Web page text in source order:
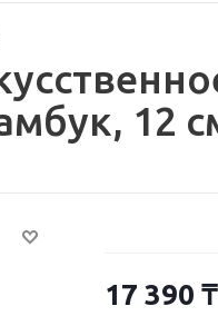
12
17 390 ₸